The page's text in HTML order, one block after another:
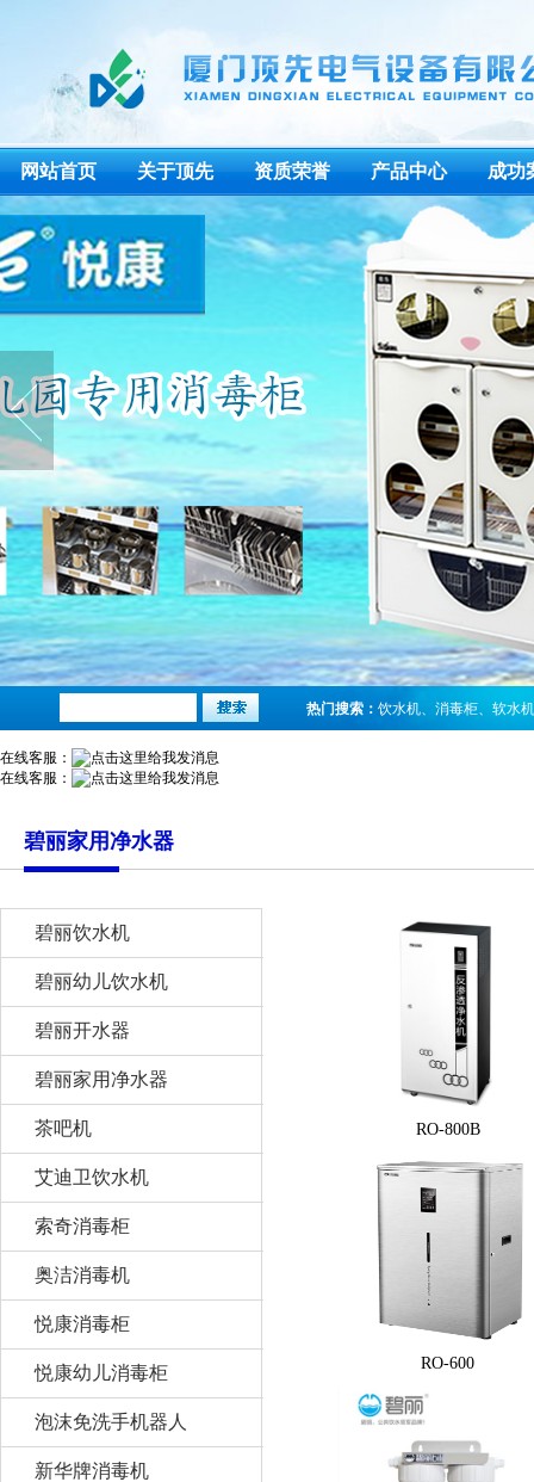
网站首页 关于顶先 资质荣誉 产品中心 成功
热门搜索： 饮水机、 消毒柜、 软水机
在线客服：
在线客服：
碧丽家用净水器
碧丽饮水机
碧丽幼儿饮水机
碧丽开水器
碧丽家用净水器
茶吧机
艾迪卫饮水机
索奇消毒柜
奥洁消毒机
悦康消毒柜
悦康幼儿消毒柜
泡沫免洗手机器人
新华牌消毒机
RO-800B
RO-600